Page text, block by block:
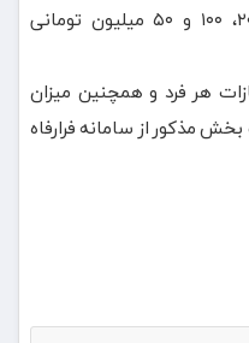
امتیاز مشمول جوایز به ترتیب ۲۰۰، ۱۰۰ و ۵۰ میلیون تومانی
هر فرد و همچنین میزان
مذکور از سامانه فرارفاه